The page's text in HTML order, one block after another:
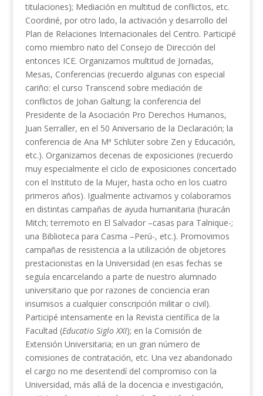
titulaciones); Mediación en multitud de conflictos, etc.
Coordiné, por otro lado, la activación y desarrollo del
Plan de Relaciones Internacionales del Centro. Participé
como miembro nato del Consejo de Dirección del
entonces ICE. Organizamos multitud de Jornadas,
Mesas, Conferencias (recuerdo algunas con especial
cariño: el curso Transcend sobre mediación de
conflictos de Johan Galtung; la conferencia del
Presidente de la Asociación Pro Derechos Humanos,
Juan Serraller, en el 50 Aniversario de la Declaración; la
conferencia de Ana Mª Schlüter sobre Zen y Educación,
etc.). Organizamos decenas de exposiciones (recuerdo
muy especialmente el ciclo de exposiciones concertado
con el Instituto de la Mujer, hasta ocho en los cuatro
primeros años). Igualmente activamos y colaboramos
en distintas campañas de ayuda humanitaria (huracán
Mitch; terremoto en El Salvador –casas para Talnique-;
una Biblioteca para Casma –Perú-, etc.). Promovimos
campañas de resistencia a la utilización de objetores
prestacionistas en la Universidad (en esas fechas se
seguía encarcelando a parte de nuestro alumnado
universitario que por razones de conciencia eran
insumisos a cualquier conscripción militar o civil).
Participé intensamente en la Revista científica de la
Facultad (Educatio Siglo XXI); en la Comisión de
Extensión Universitaria; en un gran número de
comisiones de contratación, etc. Una vez abandonado
el cargo no me desentendí del compromiso con la
Universidad, más allá de la docencia e investigación,